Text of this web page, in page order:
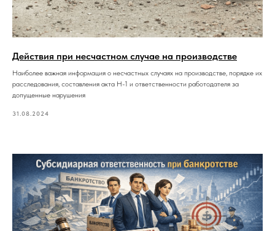
Действия при несчастном случае на производстве
Наиболее важная информация о несчастных случаях на производстве, порядке их
расследования, составления акта Н-1 и ответственности работодателя за
допущенные нарушения
31.08.2024